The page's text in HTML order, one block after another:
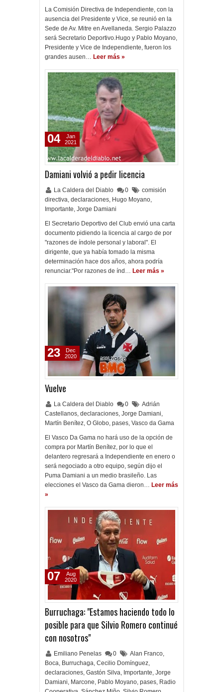
La Comisión Directiva de Independiente, con la
ausencia del Presidente y Vice, se reunió en la
Sede de Av. Mitre en Avellaneda. Sergio Palazzo
será Secretario Deportivo.Hugo y Pablo Moyano,
Presidente y Vice de Independiente, fueron los
grandes ausen… Leer más »
Damiani volvió a pedir licencia
La Caldera del Diablo 0
comisión
directiva, declaraciones, Hugo Moyano,
Importante, Jorge Damiani
El Secretario Deportivo del Club envió una carta
documento pidiendo la licencia al cargo de por
"razones de índole personal y laboral". El
dirigente, que ya había tomado la misma
determinación hace dos años, ahora podría
renunciar."Por razones de índ… Leer más »
04
Jan
2021
Vuelve
La Caldera del Diablo 0
Adrián
Castellanos, declaraciones, Jorge Damiani,
Martín Benítez, O Globo, pases, Vasco da Gama
El Vasco Da Gama no hará uso de la opción de
compra por Martín Benítez, por lo que el
delantero regresará a Independiente en enero o
será negociado a otro equipo, según dijo el
Puma Damiani a un medio brasileño. Las
elecciones el Vasco da Gama dieron… Leer más
»
23
Dec
2020
Burruchaga: "Estamos haciendo todo lo
posible para que Silvio Romero continué
con nosotros"
Emiliano Penelas 0 Alan Franco,
Boca, Burruchaga, Cecilio Domínguez,
declaraciones, Gastón Silva, Importante, Jorge
Damiani, Marcone, Pablo Moyano, pases, Radio
07
Aug
2020